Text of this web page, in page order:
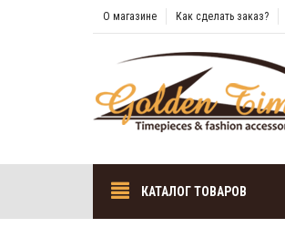
О магазине Как сделать заказ?
КАТАЛОГ ТОВАРОВ